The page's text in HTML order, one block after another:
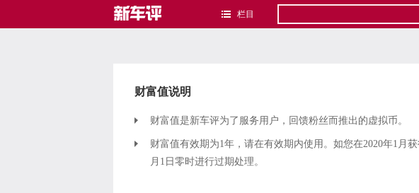
栏目
财富值说明
财富值是新车评为了服务用户，回馈粉丝而推出的虚拟币。
财富值有效期为1年，请在有效期内使用。如您在2020年1月
月1日零时进行过期处理。